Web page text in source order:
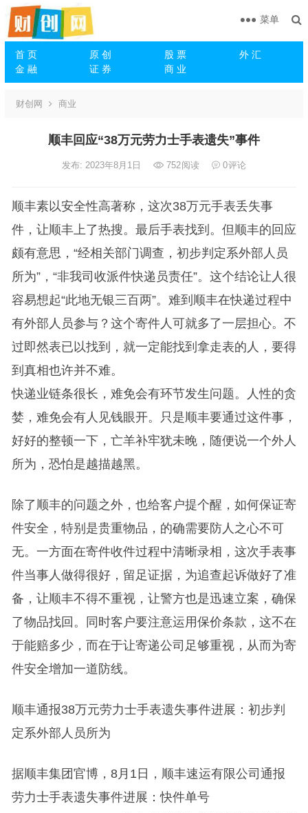
首 页 原 创 股 票
外 汇
金 融
证 券 商 业
菜单
财创网 商业
顺丰回应“38万元劳力士手表遗失”事件
发布: 2023年8月1日 752阅读 0评论
顺丰素以安全性高著称，这次38万元手表丢失事
件，让顺丰上了热搜。最后手表找到。但顺丰的回应
颇有意思，“经相关部门调查，初步判定系外部人员
所为”，“非我司收派件快递员责任”。这个结论让人很
容易想起“此地无银三百两”。难到顺丰在快递过程中
有外部人员参与？这个寄件人可就多了一层担心。不
过即然表已以找到，就一定能找到拿走表的人，要得
到真相也许并不难。
快递业链条很长，难免会有环节发生问题。人性的贪
婪，难免会有人见钱眼开。只是顺丰要通过这件事，
好好的整顿一下，亡羊补牢犹未晚，随便说一个外人
所为，恐怕是越描越黑。
除了顺丰的问题之外，也给客户提个醒，如何保证寄
件安全，特别是贵重物品，的确需要防人之心不可
无。一方面在寄件收件过程中清晰录相，这次手表事
件当事人做得很好，留足证据，为追查起诉做好了准
备，让顺丰不得不重视，让警方也是迅速立案，确保
了物品找回。同时客户要注意运用保价条款，这不在
于能赔多少，而在于让寄递公司足够重视，从而为寄
件安全增加一道防线。
顺丰通报38万元劳力士手表遗失事件进展：初步判
定系外部人员所为
据顺丰集团官博，8月1日，顺丰速运有限公司通报
劳力士手表遗失事件进展：快件单号